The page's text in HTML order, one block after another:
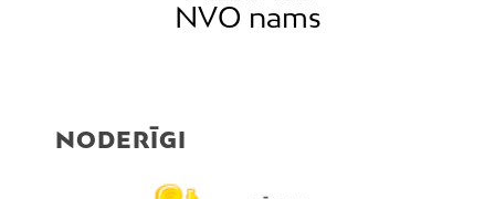
NVO nams
NODERĪGI